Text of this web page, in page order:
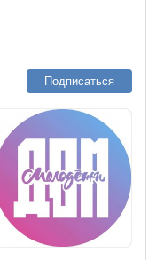
Подписаться